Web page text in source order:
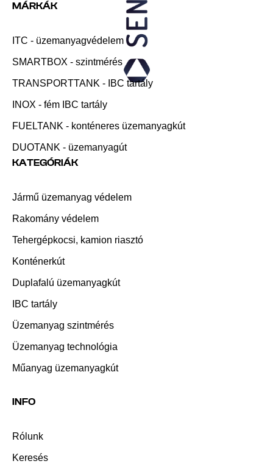
MÁRKÁK
ITC - üzemanyagvédelem
SMARTBOX - szintmérés
TRANSPORTTANK - IBC tartály
INOX - fém IBC tartály
FUELTANK - konténeres üzemanyagkút
DUOTANK - üzemanyagút
KATEGÓRIÁK
Jármű üzemanyag védelem
Rakomány védelem
Tehergépkocsi, kamion riasztó
Konténerkút
Duplafalú üzemanyagkút
IBC tartály
Üzemanyag szintmérés
Üzemanyag technológia
Műanyag üzemanyagkút
INFO
Rólunk
Keresés